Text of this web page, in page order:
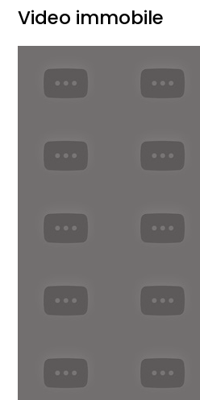
Video immobile